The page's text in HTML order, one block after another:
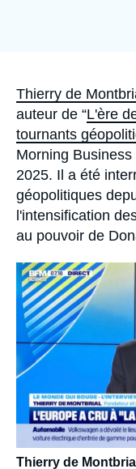
Accroche
Thierry de
auteur de “L'ère
tournants
Morning
2025. Il a été
géopolitiques
l'intensification
au pouvoir de
Image
principale
médiatique
Thierry de